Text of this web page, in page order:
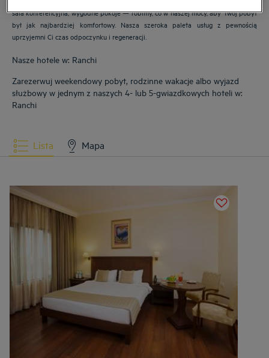
sala konferencyjna, wygodne pokoje — robimy, co w naszej mocy, aby Twój pobyt
był jak najbardziej komfortowy. Nasza szeroka paleta usług z pewnością
uprzyjemni Ci czas odpoczynku i regeneracji.
Nasze hotele w: Ranchi
Zarezerwuj weekendowy pobyt, rodzinne wakacje albo wyjazd
służbowy w jednym z naszych 4- lub 5-gwiazdkowych hoteli w:
Ranchi
Lista Mapa